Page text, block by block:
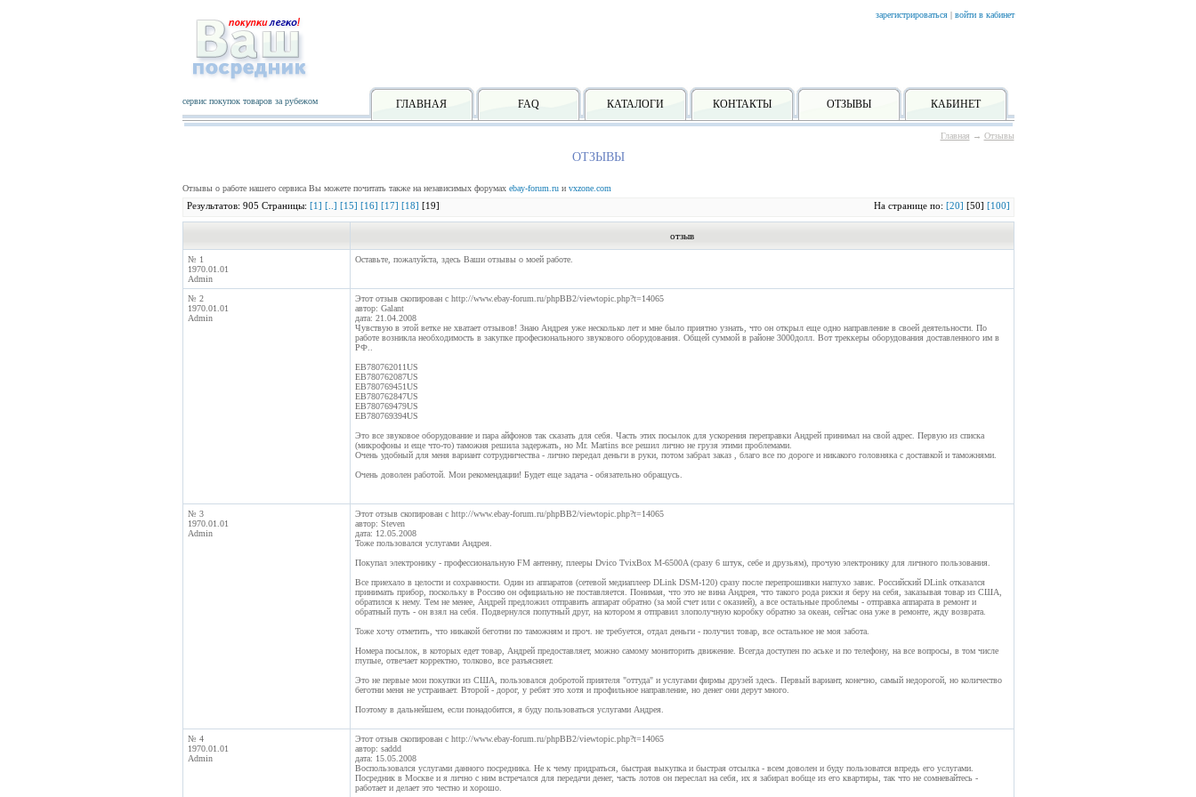
зарегистрироваться| войти в кабинет
сервис покупок товаров за рубежом КАБИНЕТ
ОТЗЫВЫ
КОНТАКТЫ
КАТАЛОГИ
FAQ
ГЛАВНАЯ
Главная → Отзывы
ОТЗЫВЫ
Отзывы о работе нашего сервиса Вы можете почитать также на независимых форумах ebay-forum.ruи vxzone.com
На странице по: [20] [50] [100]
Результатов: 905 Страницы: [1] [..] [15] [16] [17] [18] [19]
отзыв
№ 1
1970.01.01
Admin
Оставьте, пожалуйста, здесь Ваши отзывы о моей работе.
№ 2
1970.01.01
Admin
Этот отзыв скопирован с http://www.ebay-forum.ru/phpBB2/viewtopic.php?t=14065
автор: Galant
дата: 21.04.2008
Чувствую в этой ветке не хватает отзывов! Знаю Андрея уже несколько лет и мне было приятно узнать, что он открыл еще одно направление в своей деятельности. По
работе возникла необходимость в закупке професионального звукового оборудования. Общей суммой в районе 3000долл. Вот треккеры оборудования доставленного им в
РФ..
EB780762011US
EB780762087US
EB780769451US
EB780762847US
EB780769479US
EB780769394US
Это все звуковое оборудование и пара айфонов так сказать для себя. Часть этих посылок для ускорения переправки Андрей принимал на свой адрес. Первую из списка
(микрофоны и еще что-то) таможня решила задержать, но Mr. Martins все решил лично не грузя этими проблемами.
Очень удобный для меня вариант сотрудничества - лично передал деньги в руки, потом забрал заказ , благо все по дороге и никакого головняка с доставкой и таможнями.
Очень доволен работой. Мои рекомендации! Будет еще задача - обязательно обращусь.
№ 3
1970.01.01
Admin
Этот отзыв скопирован с http://www.ebay-forum.ru/phpBB2/viewtopic.php?t=14065
автор: Steven
дата: 12.05.2008
Тоже пользовался услугами Андрея.
Покупал электронику - профессиональную FM антенну, плееры Dvico TvixBox M-6500A (сразу 6 штук, себе и друзьям), прочую электронику для личного пользования.
Все приехало в целости и сохранности. Один из аппаратов (сетевой медиаплеер DLink DSM-120) сразу после перепрошивки наглухо завис. Российский DLink отказался
принимать прибор, поскольку в Россию он официально не поставляется. Понимая, что это не вина Андрея, что такого рода риски я беру на себя, заказывая товар из США,
обратился к нему. Тем не менее, Андрей предложил отправить аппарат обратно (за мой счет или с оказией), а все остальные проблемы - отправка аппарата в ремонт и
обратный путь - он взял на себя. Подвернулся попутный друг, на котором я отправил злополучную коробку обратно за океан, сейчас она уже в ремонте, жду возврата.
Тоже хочу отметить, что никакой беготни по таможням и проч. не требуется, отдал деньги - получил товар, все остальное не моя забота.
Номера посылок, в которых едет товар, Андрей предоставляет, можно самому мониторить движение. Всегда доступен по аське и по телефону, на все вопросы, в том числе
глупые, отвечает корректно, толково, все разъясняет.
Это не первые мои покупки из США, пользовался добротой приятеля "оттуда" и услугами фирмы друзей здесь. Первый вариант, конечно, самый недорогой, но количество
беготни меня не устраивает. Второй - дорог, у ребят это хотя и профильное направление, но денег они дерут много.
Поэтому в дальнейшем, если понадобится, я буду пользоваться услугами Андрея.
№ 4
1970.01.01
Admin
Этот отзыв скопирован с http://www.ebay-forum.ru/phpBB2/viewtopic.php?t=14065
автор: saddd
дата: 15.05.2008
Воспользовался услугами данного посредника. Не к чему придраться, быстрая выкупка и быстрая отсылка - всем доволен и буду пользоватся впредь его услугами.
Посредник в Москве и я лично с ним встречался для передачи денег, часть лотов он переслал на себя, их я забирал вобще из его квартиры, так что не сомневайтесь -
работает и делает это честно и хорошо.